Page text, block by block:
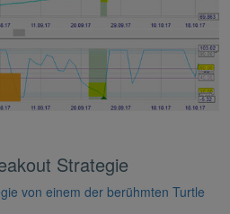
Strategie
von einem der berühmten Turtle